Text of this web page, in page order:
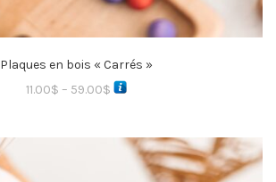
Plaques en bois « Carrés »
11.00$ – 59.00$